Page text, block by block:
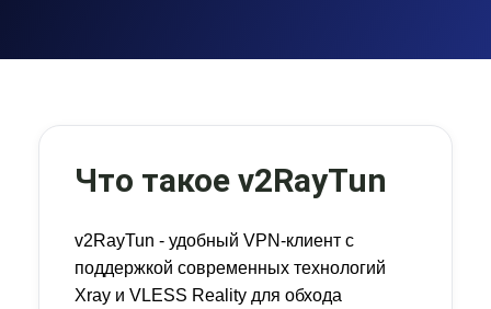
Что такое v2RayTun
v2RayTun - удобный VPN-клиент с
поддержкой современных технологий
Xray и VLESS Reality для обхода